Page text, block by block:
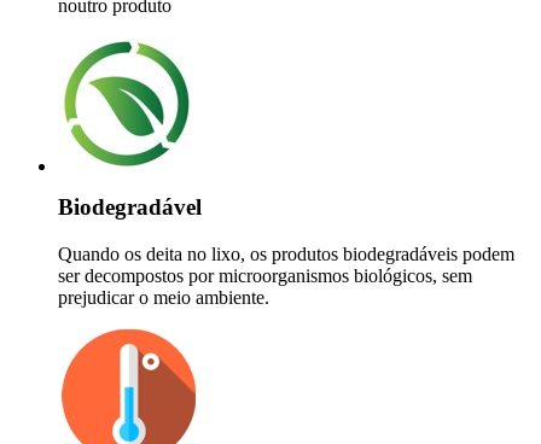
noutro produto
Biodegradável
Quando os deita no lixo, os produtos biodegradáveis podem
ser decompostos por microorganismos biológicos, sem
prejudicar o meio ambiente.